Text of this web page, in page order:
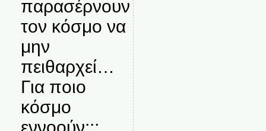
παρασέρνουν
τον κόσμο να
μην
πειθαρχεί…
Για ποιο
κόσμο